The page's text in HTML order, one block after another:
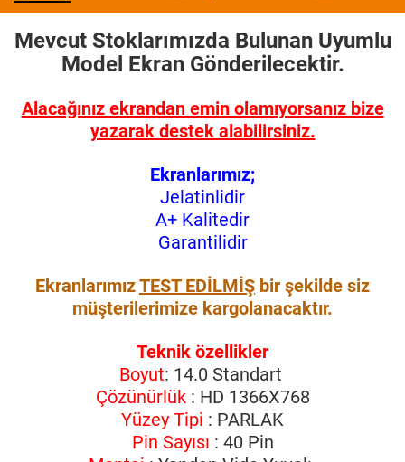
Mevcut Stoklarımızda Bulunan Uyumlu
Model Ekran Gönderilecektir.
Alacağınız ekrandan emin olamıyorsanız bize
yazarak destek alabilirsiniz.
Ekranlarımız;
Jelatinlidir
A+ Kalitedir
Garantilidir
EkranlarımızTEST EDİLMİŞ bir şekilde siz
müşterilerimize kargolanacaktır.
Teknik özellikler
Boyut: 14.0 Standart
Çözünürlük: HD 1366X768
Yüzey Tipi : PARLAK
Pin Sayısı : 40 Pin